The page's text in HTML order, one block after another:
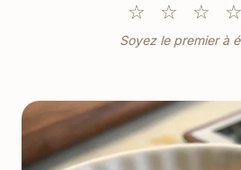
☆ ☆ ☆ ☆
Soyez le premier à